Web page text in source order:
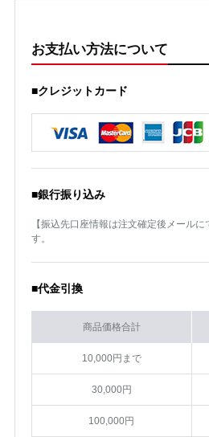
お支払い方法について
■クレジットカード
■銀行振り込み
【振込先口座情報は注文確定後メール
す。
■代金引換
商品価格合計
10,000円まで
30,000円
100,000円